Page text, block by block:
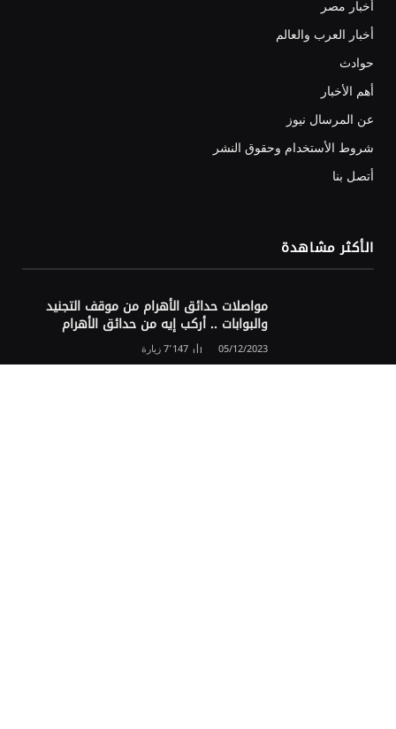
أخبار مصر
أخبار العرب والعالم
حوادث
أهم الأخبار
عن المرسال نيوز
شروط الأستخدام وحقوق النشر
أتصل بنا
الأكثر مشاهدة
مواصلات حدائق الأهرام من موقف التجنيد
والبوابات .. أركب إيه من حدائق الأهرام
05/12/2023 7٬147زيارة